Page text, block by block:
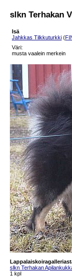
slkn Terhakan
Isä
Jahkkas Tilkkuturkki (
Väri:
musta vaalein merkein
slkn Terhakan
1 kpl